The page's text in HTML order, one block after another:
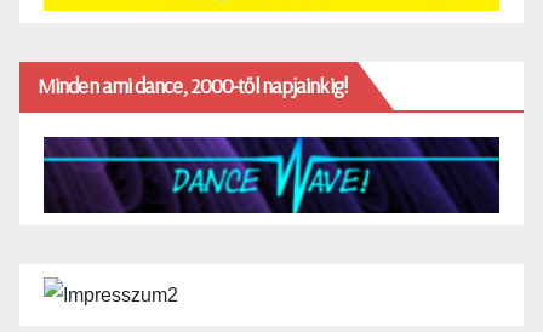
Minden ami dance, 2000-től napjainkig!